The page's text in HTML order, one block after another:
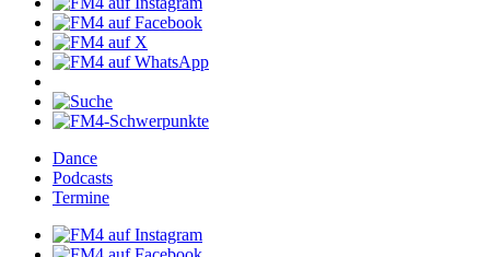
Dance
Podcasts
Termine